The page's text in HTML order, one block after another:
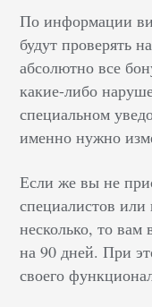
По информации
будут проверять
абсолютно все
какие-либо
специальном
именно нужно
Если же вы не
специалистов
несколько, то
на 90 дней. При
своего